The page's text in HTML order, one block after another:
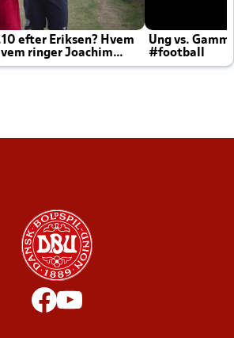
efter Eriksen? Hvem
ringer Joachim
Ung vs.
#football